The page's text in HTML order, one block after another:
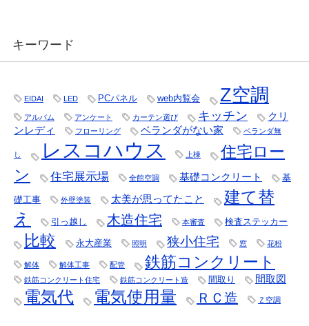
キーワード
EIDAI LED PCパネル web内覧会 Z空調
アルバム アンケート カーテン選び キッチン
クリ
ンレディ
フローリング ベランダがない家 ベランダ無
し レスコハウス 上棟
住宅ロー
ン
住宅展示場 全館空調 基礎コンクリート 基
礎工事 外壁塗装 太美が思ってたこと
建て替
え
引っ越し 木造住宅 本審査 検査ステッカー
比較 永大産業 照明 狭小住宅 窓 花粉
解体 解体工事 配管 鉄筋コンクリート
鉄筋コンクリート住宅 鉄筋コンクリート造 間取り 間取図
電気代 電気使用量 ＲＣ造 Ｚ空調